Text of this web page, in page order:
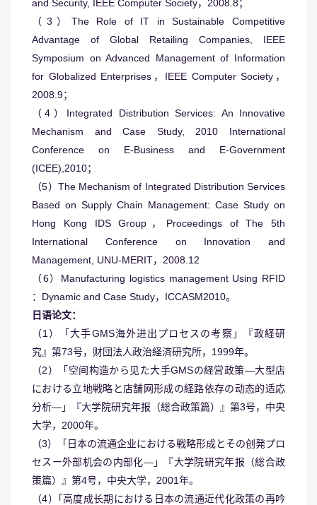
and Security, IEEE Computer Society，2008.8；
（3）The Role of IT in Sustainable Competitive
Advantage of Global Retailing Companies, IEEE
Symposium on Advanced Management of Information
for Globalized Enterprises，IEEE Computer Society，
2008.9；
（4）Integrated Distribution Services: An Innovative
Mechanism and Case Study, 2010 International
Conference on E-Business and E-Government
(ICEE),2010；
（5）The Mechanism of Integrated Distribution Services
Based on Supply Chain Management: Case Study on
Hong Kong IDS Group，Proceedings of The 5th
International Conference on Innovation and
Management, UNU-MERIT，2008.12
（6）Manufacturing logistics management Using RFID
：Dynamic and Case Study，ICCASM2010。
日语论文：
（1）「大手GMS海外进出プロセスの考察」『政経研
究』第73号，财団法人政治経済研究所，1999年。
（2）「空间构造から见た大手GMSの経営政策―大型店
における立地戦略と店舗网形成の経路依存の动态的适応
分析―」『大学院研究年报（総合政策篇）』第3号，中央
大学，2000年。
（3）「日本の流通企业における戦略形成とその创発プロ
セスー外部机会の内部化―」『大学院研究年报（総合政
策篇）』第4号，中央大学，2001年。
（4）｢高度成长期における日本の流通近代化政策の再吟